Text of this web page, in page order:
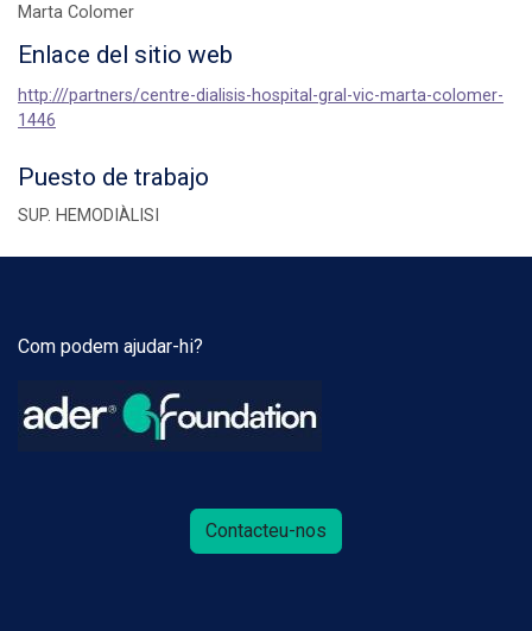
Marta Colomer
Enlace del sitio web
http:///partners/centre-dialisis-hospital-gral-vic-marta-colomer-
1446
Puesto de trabajo
SUP. HEMODIÀLISI
Com podem ajudar-hi?
Contacteu-nos